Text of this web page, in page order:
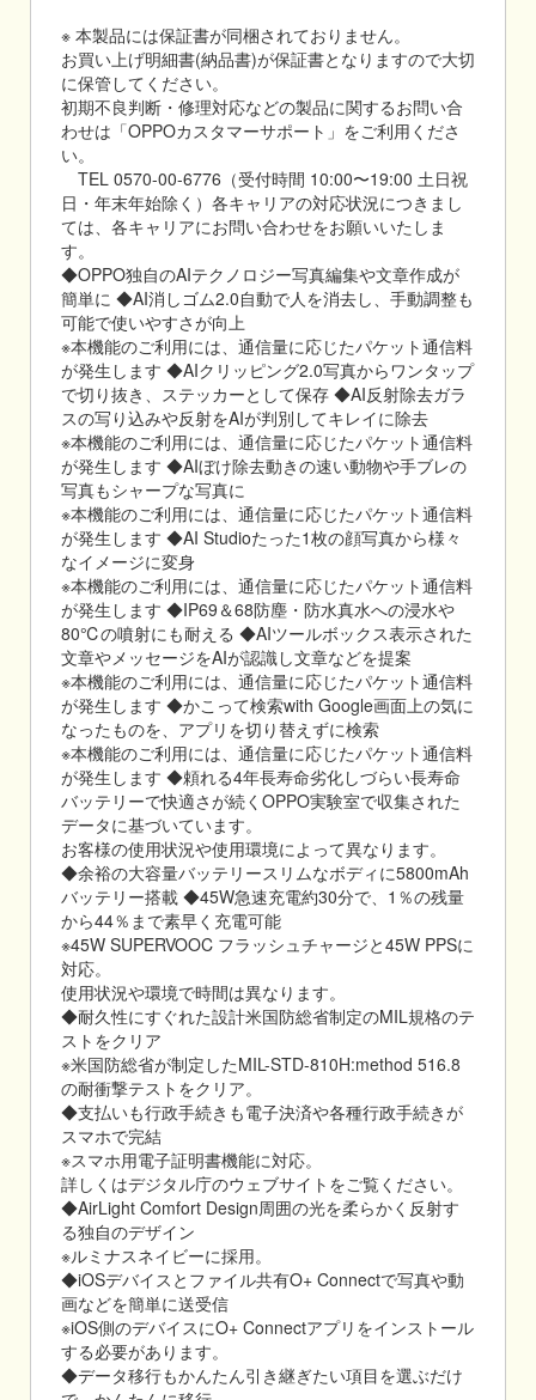
※ 本製品には保証書が同梱されておりません。
お買い上げ明細書(納品書)が保証書となりますので大切
に保管してください。
初期不良判断・修理対応などの製品に関するお問い合
わせは「OPPOカスタマーサポート」をご利用くださ
い。
TEL 0570-00-6776（受付時間 10:00〜19:00 土日祝
日・年末年始除く）各キャリアの対応状況につきまし
ては、各キャリアにお問い合わせをお願いいたしま
す。
◆OPPO独自のAIテクノロジー写真編集や文章作成が
簡単に ◆AI消しゴム2.0自動で人を消去し、手動調整も
可能で使いやすさが向上
※本機能のご利用には、通信量に応じたパケット通信料
が発生します ◆AIクリッピング2.0写真からワンタップ
で切り抜き、ステッカーとして保存 ◆AI反射除去ガラ
スの写り込みや反射をAIが判別してキレイに除去
※本機能のご利用には、通信量に応じたパケット通信料
が発生します ◆AIぼけ除去動きの速い動物や手ブレの
写真もシャープな写真に
※本機能のご利用には、通信量に応じたパケット通信料
が発生します ◆AI Studioたった1枚の顔写真から様々
なイメージに変身
※本機能のご利用には、通信量に応じたパケット通信料
が発生します ◆IP69＆68防塵・防水真水への浸水や
80℃の噴射にも耐える ◆AIツールボックス表示された
文章やメッセージをAIが認識し文章などを提案
※本機能のご利用には、通信量に応じたパケット通信料
が発生します ◆かこって検索with Google画面上の気に
なったものを、アプリを切り替えずに検索
※本機能のご利用には、通信量に応じたパケット通信料
が発生します ◆頼れる4年長寿命劣化しづらい長寿命
バッテリーで快適さが続くOPPO実験室で収集された
データに基づいています。
お客様の使用状況や使用環境によって異なります。
◆余裕の大容量バッテリースリムなボディに5800mAh
バッテリー搭載 ◆45W急速充電約30分で、1％の残量
から44％まで素早く充電可能
※45W SUPERVOOC フラッシュチャージと45W PPSに
対応。
使用状況や環境で時間は異なります。
◆耐久性にすぐれた設計米国防総省制定のMIL規格のテ
ストをクリア
※米国防総省が制定したMIL-STD-810H:method 516.8
の耐衝撃テストをクリア。
◆支払いも行政手続きも電子決済や各種行政手続きが
スマホで完結
※スマホ用電子証明書機能に対応。
詳しくはデジタル庁のウェブサイトをご覧ください。
◆AirLight Comfort Design周囲の光を柔らかく反射す
る独自のデザイン
※ルミナスネイビーに採用。
◆iOSデバイスとファイル共有O+ Connectで写真や動
画などを簡単に送受信
※iOS側のデバイスにO+ Connectアプリをインストール
する必要があります。
◆データ移行もかんたん引き継ぎたい項目を選ぶだけ